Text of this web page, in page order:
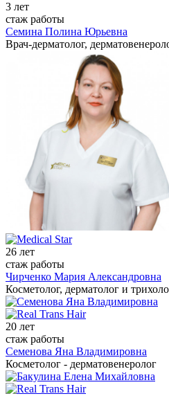
3 лет
стаж работы
Семина Полина Юрьевна
Врач-дерматолог,
26 лет
стаж работы
Чирченко Мария Александровна
Косметолог, дерматолог и
20 лет
стаж работы
Семенова Яна Владимировна
Косметолог - дерматовенеролог